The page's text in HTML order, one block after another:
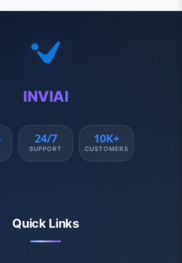
INVIAI
24/7
SUPPORT
10K+
CUSTOMERS
Quick Links